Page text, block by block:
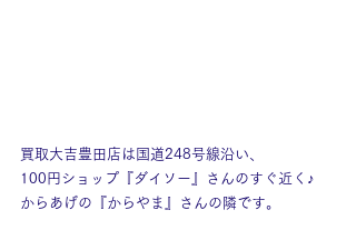
買取大吉豊田店は国道248号線沿い、
100円ショップ『ダイソー』さんのすぐ近く♪
からあげの『からやま』さんの隣です。